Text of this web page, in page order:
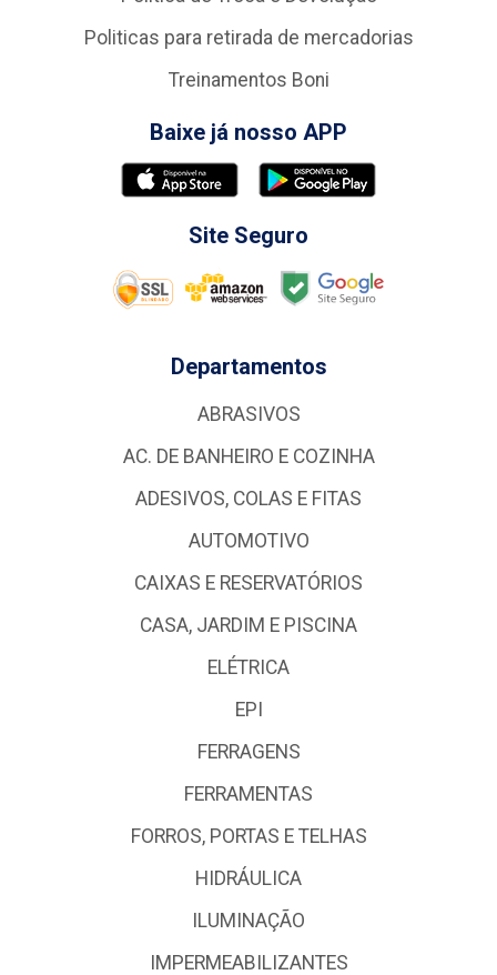
Politicas para retirada de mercadorias
Treinamentos Boni
Baixe já nosso APP
Site Seguro
Departamentos
ABRASIVOS
AC. DE BANHEIRO E COZINHA
ADESIVOS, COLAS E FITAS
AUTOMOTIVO
CAIXAS E RESERVATÓRIOS
CASA, JARDIM E PISCINA
ELÉTRICA
EPI
FERRAGENS
FERRAMENTAS
FORROS, PORTAS E TELHAS
HIDRÁULICA
ILUMINAÇÃO
IMPERMEABILIZANTES